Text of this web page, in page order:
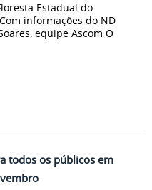
Estadual do
informações do ND
equipe Ascom O
todos os públicos em